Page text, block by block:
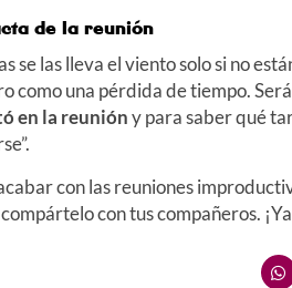
de la reunión
se las lleva el viento solo si no
como una pérdida de tiempo.
en la reunióny para saber qué
con las reuniones
con tus compañeros.